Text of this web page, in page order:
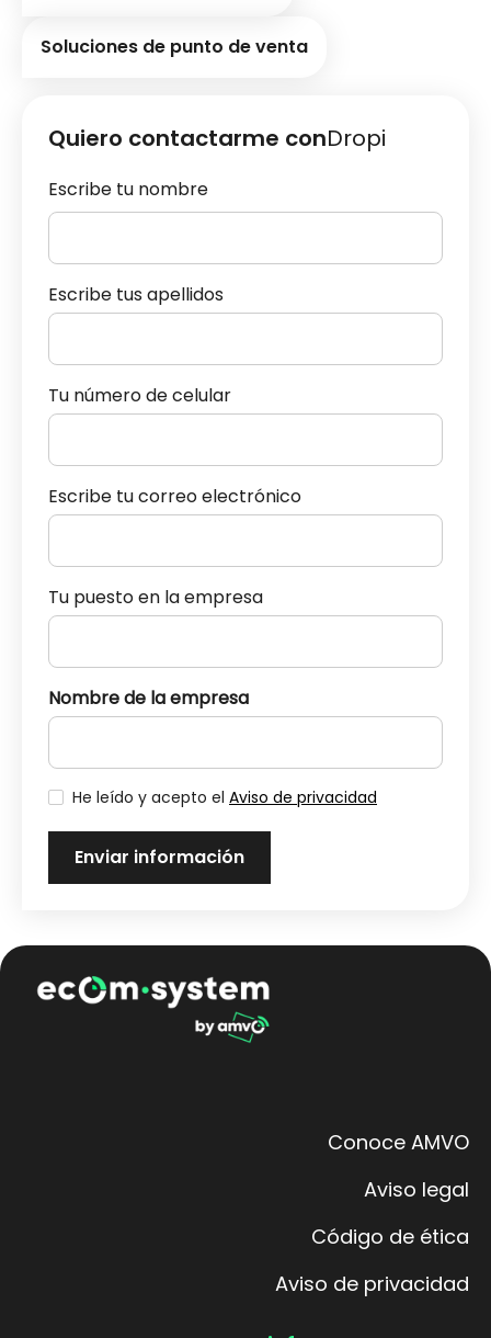
Soluciones de punto de venta
Quiero contactarme conDropi
Escribe tu nombre
Escribe tus apellidos
Tu número de celular
Escribe tu correo electrónico
Tu puesto en la empresa
Nombre de la empresa
He leído y acepto el Aviso de privacidad
Conoce AMVO
Aviso legal
Código de ética
Aviso de privacidad